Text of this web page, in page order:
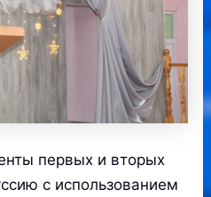
первых и вторых
с использованием